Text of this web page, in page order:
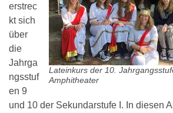
Lateinkurs der 10.
Amphitheater
erstrec
kt sich
über
die
Jahrga
ngsstuf
en 9
und 10 der Sekundarstufe I. In diesen